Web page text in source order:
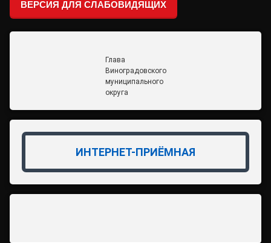
ВЕРСИЯ ДЛЯ СЛАБОВИДЯЩИХ
Глава
Виноградовского
муниципального
округа
ИНТЕРНЕТ-ПРИЁМНАЯ